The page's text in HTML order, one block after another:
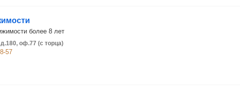
более 8 лет
оф.77 (с торца)
57